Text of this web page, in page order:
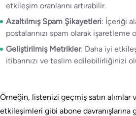
etkileşim oranlarını artırabilir.
Azaltılmış Spam Şikayetleri: İçeriği
postalarınızı spam olarak işaretleme
Geliştirilmiş Metrikler: Daha iyi
itibarınızı ve teslim edilebilirliğinizi
Örneğin, listenizi geçmiş satın alımlar
etkileşimleri gibi abone davranışlarına